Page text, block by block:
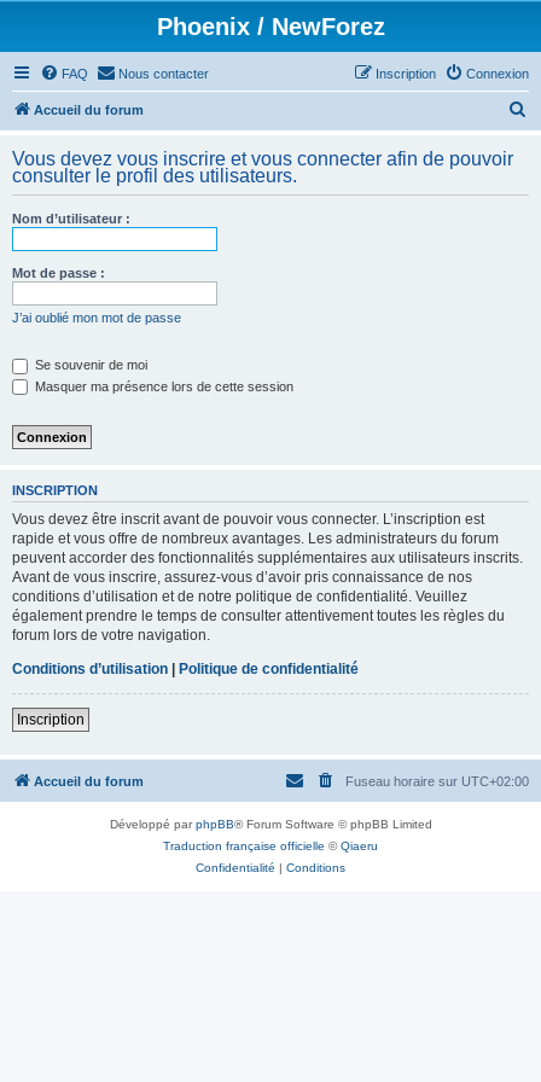
Phoenix / NewForez
FAQ Nous contacter Connexion
Inscription
Accueil du forum
h
Vous devez vous inscrire et vous connecter afin de pouvoir
consulter le profil des utilisateurs.
Nom d’utilisateur :
Mot de passe :
J’ai oublié mon mot de passe
Se souvenir de moi
Masquer ma présence lors de cette session
INSCRIPTION
Vous devez être inscrit avant de pouvoir vous connecter. L’inscription est
rapide et vous offre de nombreux avantages. Les administrateurs du forum
peuvent accorder des fonctionnalités supplémentaires aux utilisateurs inscrits.
Avant de vous inscrire, assurez-vous d’avoir pris connaissance de nos
conditions d’utilisation et de notre politique de confidentialité. Veuillez
également prendre le temps de consulter attentivement toutes les règles du
forum lors de votre navigation.
Conditions d’utilisation | Politique de confidentialité
Inscription
Accueil du forum Fuseau horaire sur UTC+02:00
Développé parphpBB® Forum Software © phpBB Limited
Traduction française officielle ©Qiaeru
Confidentialité | Conditions